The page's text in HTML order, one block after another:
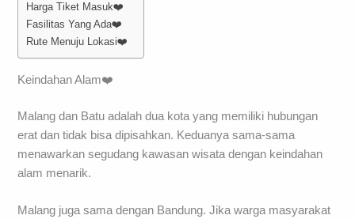
Harga Tiket Masuk❤️
Fasilitas Yang Ada❤️
Rute Menuju Lokasi❤️
Keindahan Alam❤️
Malang dan Batu adalah dua kota yang memiliki hubungan
erat dan tidak bisa dipisahkan. Keduanya sama-sama
menawarkan segudang kawasan wisata dengan keindahan
alam menarik.
Malang juga sama dengan Bandung. Jika warga masyarakat